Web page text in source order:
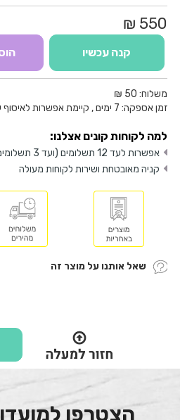
550 ₪
קנה עכשיו
משלוח: 50 ₪
זמן אספקה: 7 ימים , קיימת אפשרות לאיסוף
למה לקוחות קונים אצלנו:
אפשרות לעד 12 תשלומים (ועד 3 תשלומים ללא ריבית)
קניה מאובטחת ושירות לקוחות מעולה
שאל אותנו על מוצר זה
הצטרפו